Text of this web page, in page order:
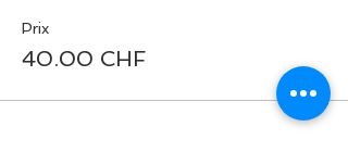
Prix
40.00 CHF